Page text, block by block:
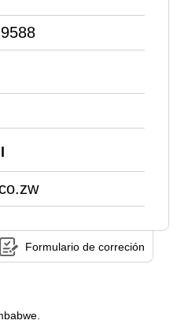
Formulario de correción